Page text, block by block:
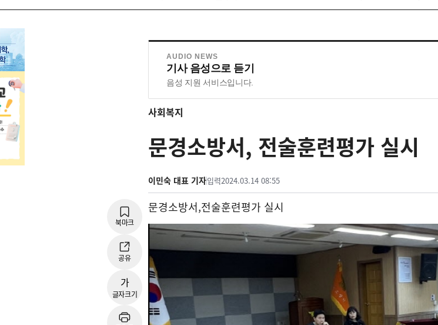
AUDIO NEWS
기사 음성으로 듣기
음성 지원 서비스입니다.
사회복지
문경소방서, 전술훈련평가 실시
이민숙 대표 기자입력2024.03.14 08:55
북마크
공유
가
글자크기
문경소방서,전술훈련평가 실시